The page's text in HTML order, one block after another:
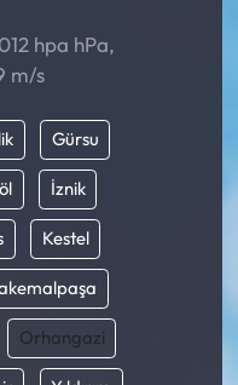
hpa hPa,
m/s
Gürsu
İznik
Kestel
Orhangazi